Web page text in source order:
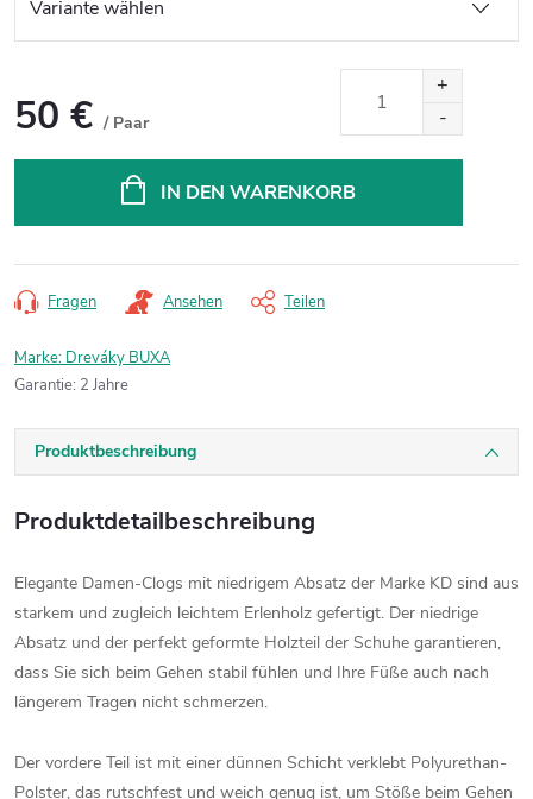
50 € / Paar
IN DEN WARENKORB
Fragen Ansehen Teilen
Marke: Dreváky BUXA
Garantie: 2 Jahre
Produktbeschreibung
Produktdetailbeschreibung
Elegante Damen-Clogs mit niedrigem Absatz der Marke KD sind aus
starkem und zugleich leichtem Erlenholz gefertigt. Der niedrige
Absatz und der perfekt geformte Holzteil der Schuhe garantieren,
dass Sie sich beim Gehen stabil fühlen und Ihre Füße auch nach
längerem Tragen nicht schmerzen.
Der vordere Teil ist mit einer dünnen Schicht verklebt Polyurethan-
Polster, das rutschfest und weich genug ist, um Stöße beim Gehen